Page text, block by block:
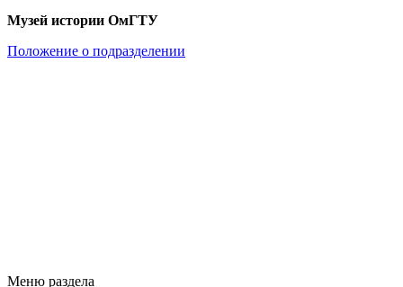
Музей истории ОмГТУ
Положение о подразделении
Меню раздела